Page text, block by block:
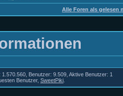
Alle Foren als gelesen
Benutzer: 9.509, Aktive Benutzer: 1
Benutzer, SweetPiki